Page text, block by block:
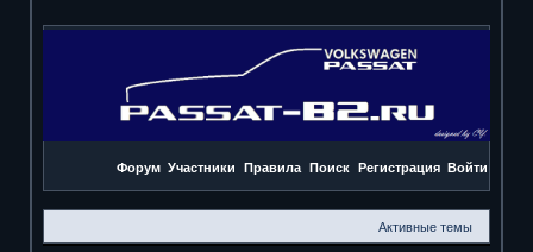
Форум Участники Правила Поиск Регистрация Войти
Активные темы